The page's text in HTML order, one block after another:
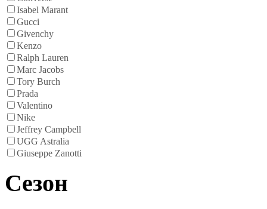
Isabel Marant
Gucci
Givenchy
Kenzo
Ralph Lauren
Marc Jacobs
Tory Burch
Prada
Valentino
Nike
Jeffrey Campbell
UGG Astralia
Giuseppe Zanotti
Сезон